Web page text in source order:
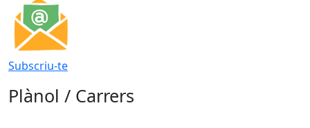
Subscriu-te
Plànol / Carrers